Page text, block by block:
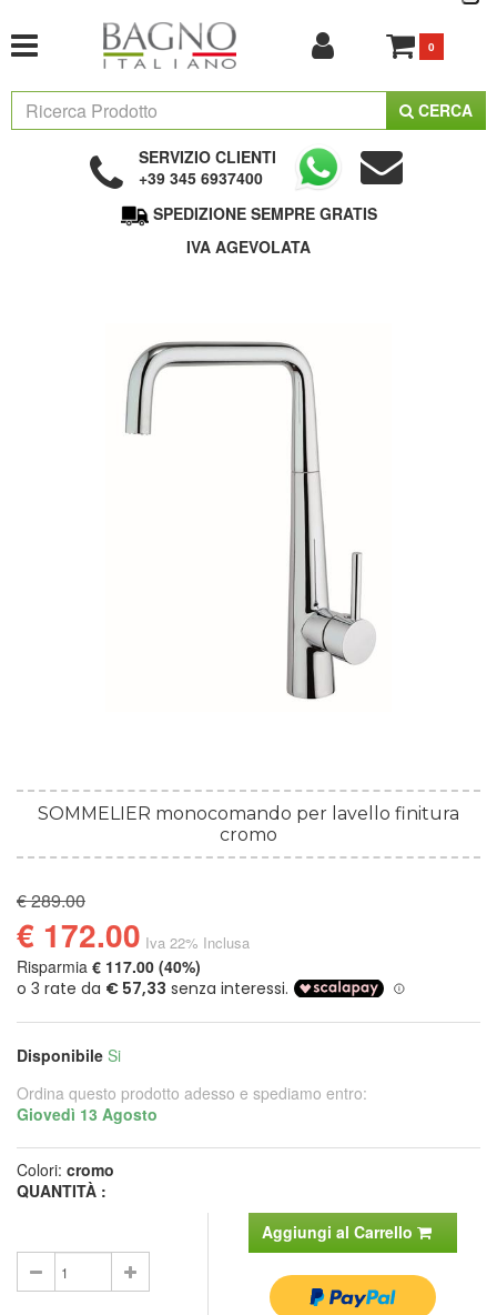
0
CERCA
SERVIZIO CLIENTI
+39 345 6937400
SPEDIZIONE SEMPRE GRATIS
IVA AGEVOLATA
SOMMELIER monocomando per lavello finitura
cromo
€ 289.00
€ 172.00 Iva 22% Inclusa
Risparmia € 117.00 (40%)
Disponibile Si
Ordina questo prodotto adesso e spediamo entro:
Giovedì 13 Agosto
Colori: cromo
QUANTITÀ :
Aggiungi al Carrello